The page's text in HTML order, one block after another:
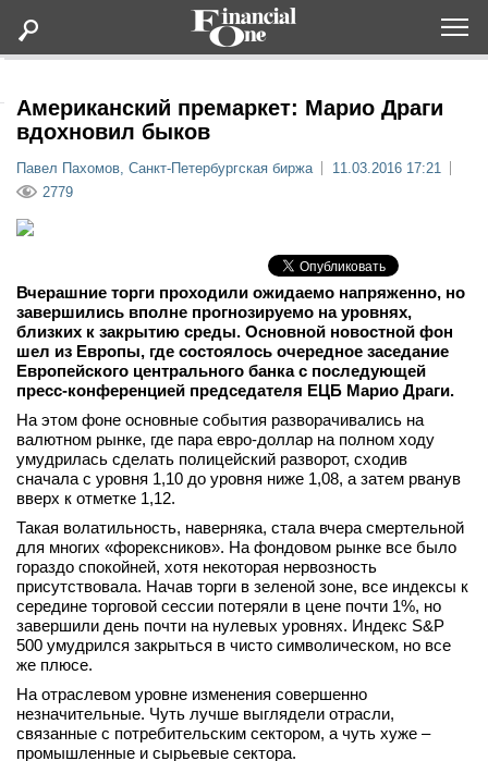
Статьи
Мероприятия
Новости
Интервью
вконтакте
телеграм
Стать автором
Вход
Американский премаркет: Марио Драги
вдохновил быков
Павел Пахомов, Санкт-Петербургская биржа
11.03.2016 17:21
2779
Вчерашние торги проходили ожидаемо напряженно, но
завершились вполне прогнозируемо на уровнях,
близких к закрытию среды. Основной новостной фон
шел из Европы, где состоялось очередное заседание
Европейского центрального банка с последующей
пресс-конференцией председателя ЕЦБ Марио Драги.
На этом фоне основные события разворачивались на
валютном рынке, где пара евро-доллар на полном ходу
умудрилась сделать полицейский разворот, сходив
сначала с уровня 1,10 до уровня ниже 1,08, а затем рванув
вверх к отметке 1,12.
Такая волатильность, наверняка, стала вчера смертельной
для многих «форексников». На фондовом рынке все было
гораздо спокойней, хотя некоторая нервозность
присутствовала. Начав торги в зеленой зоне, все индексы к
середине торговой сессии потеряли в цене почти 1%, но
завершили день почти на нулевых уровнях. Индекс S&P
500 умудрился закрыться в чисто символическом, но все
же плюсе.
На отраслевом уровне изменения совершенно
незначительные. Чуть лучше выглядели отрасли,
связанные с потребительским сектором, а чуть хуже –
промышленные и сырьевые сектора.